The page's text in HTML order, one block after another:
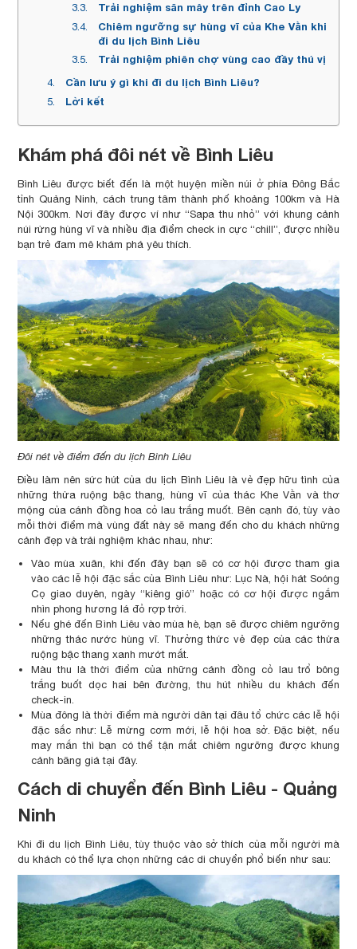
Trải nghiệm săn mây trên đỉnh Cao Ly
Chiêm ngưỡng sự hùng vĩ của Khe Vằn khi
đi du lịch Bình Liêu
Trải nghiệm phiên chợ vùng cao đầy thú vị
Cần lưu ý gì khi đi du lịch Bình Liêu?
Lời kết
Khám phá đôi nét về Bình Liêu
Bình Liêu được biết đến là một huyện miền núi ở phía Đông Bắc
tỉnh Quảng Ninh, cách trung tâm thành phố khoảng 100km và Hà
Nội 300km. Nơi đây được ví như “Sapa thu nhỏ” với khung cảnh
núi rừng hùng vĩ và nhiều địa điểm check in cực “chill”, được nhiều
bạn trẻ đam mê khám phá yêu thích.
Đôi nét về điểm đến du lịch Bình Liêu
Điều làm nên sức hút của du lịch Bình Liêu là vẻ đẹp hữu tình của
những thửa ruộng bậc thang, hùng vĩ của thác Khe Vằn và thơ
mộng của cánh đồng hoa cỏ lau trắng muốt. Bên cạnh đó, tùy vào
mỗi thời điểm mà vùng đất này sẽ mang đến cho du khách những
cảnh đẹp và trải nghiệm khác nhau, như:
Vào mùa xuân, khi đến đây bạn sẽ có cơ hội được tham gia
vào các lễ hội đặc sắc của Bình Liêu như: Lục Nà, hội hát Soóng
Cọ giao duyên, ngày “kiêng gió” hoặc có cơ hội được ngắm
nhìn phong hương lá đỏ rợp trời.
Nếu ghé đến Bình Liêu vào mùa hè, bạn sẽ được chiêm ngưỡng
những thác nước hùng vĩ. Thưởng thức vẻ đẹp của các thửa
ruộng bậc thang xanh mướt mắt.
Màu thu là thời điểm của những cánh đồng cỏ lau trổ bông
trắng buốt dọc hai bên đường, thu hút nhiều du khách đến
check-in.
Mùa đông là thời điểm mà người dân tại đâu tổ chức các lễ hội
đặc sắc như: Lễ mừng cơm mới, lễ hội hoa sở. Đặc biệt, nếu
may mắn thì bạn có thể tận mắt chiêm ngưỡng được khung
cảnh băng giá tại đây.
Cách di chuyển đến Bình Liêu - Quảng
Ninh
Khi đi du lịch Bình Liêu, tùy thuộc vào sở thích của mỗi người mà
du khách có thể lựa chọn những các di chuyển phổ biến như sau: